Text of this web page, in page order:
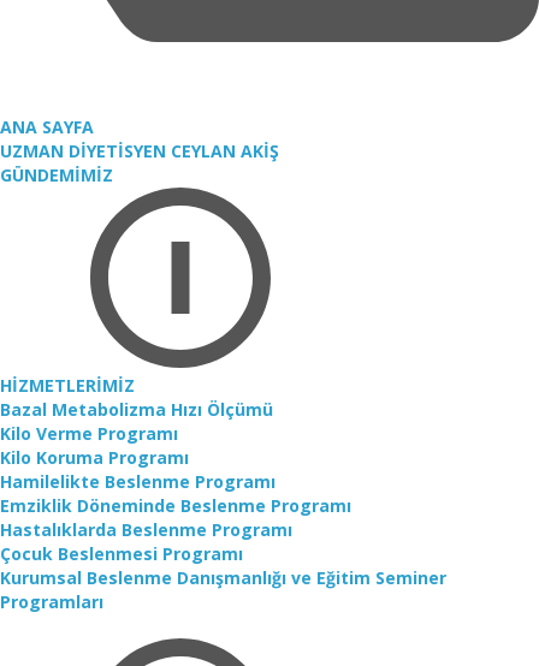
ANA SAYFA
UZMAN DİYETİSYEN CEYLAN AKİŞ
GÜNDEMİMİZ
HİZMETLERİMİZ
Bazal Metabolizma Hızı Ölçümü
Kilo Verme Programı
Kilo Koruma Programı
Hamilelikte Beslenme Programı
Emziklik Döneminde Beslenme Programı
Hastalıklarda Beslenme Programı
Çocuk Beslenmesi Programı
Kurumsal Beslenme Danışmanlığı ve Eğitim Seminer
Programları